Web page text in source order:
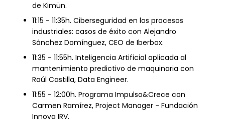
de Kimün.
11:15 - 11:35h. Ciberseguridad en los procesos
industriales: casos de éxito con Alejandro
Sánchez Domínguez, CEO de Iberbox.
11:35 - 11:55h. Inteligencia Artificial aplicada al
mantenimiento predictivo de maquinaria con
Raúl Castilla, Data Engineer.
11:55 - 12:00h. Programa Impulso&Crece con
Carmen Ramírez, Project Manager - Fundación
Innova IRV.